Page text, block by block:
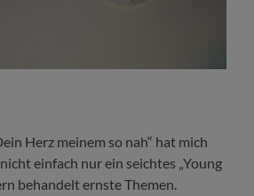
Herz meinem so nah“ hat mich
einfach nur ein seichtes „Young
behandelt ernste Themen.